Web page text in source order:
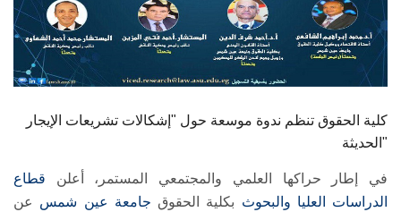
الموظفون
الزائـرون
كلية الحقوق تنظم ندوة موسعة حول "إشكالات تشريعات الإيجار
الحديثة"
في إطار حراكها العلمي والمجتمعي المستمر، أعلن قطاع
الدراسات العليا والبحوث بكلية الحقوق جامعة عين شمس عن